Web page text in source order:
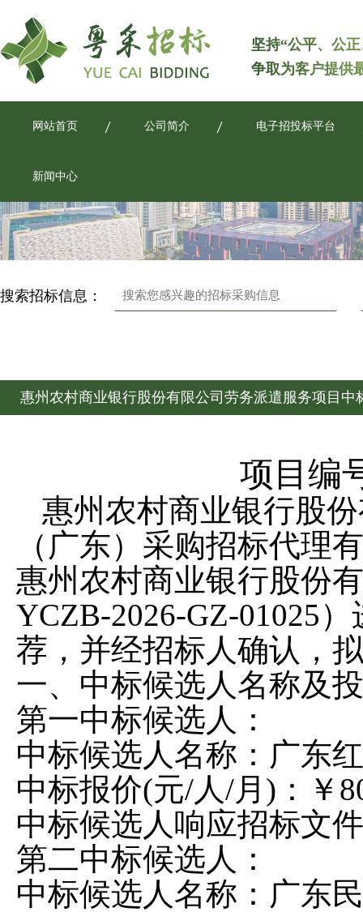
坚持“公平、公
争取为客户提供
网站首页 公司简介 电子招投标平台
新闻中心
搜索招标信息：
惠州农村商业银行股份有限公司劳务派遣服务项目中
项目编
惠州农村商业银行股
（广东）采购招标代理
惠州农村商业银行股份
YCZB-2026-GZ-01025
荐，并经招标人确认，
一、中标候选人名称及
第一中标候选人：
中标候选人名称：广东
中标报价(元/人/月 )：￥
中标候选人响应招标文
第二中标候选人：
中标候选人名称：广东